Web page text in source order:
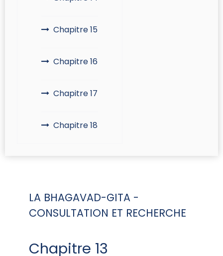
Chapitre 15
Chapitre 16
Chapitre 17
Chapitre 18
LA BHAGAVAD-GITA -
CONSULTATION ET RECHERCHE
Chapitre 13